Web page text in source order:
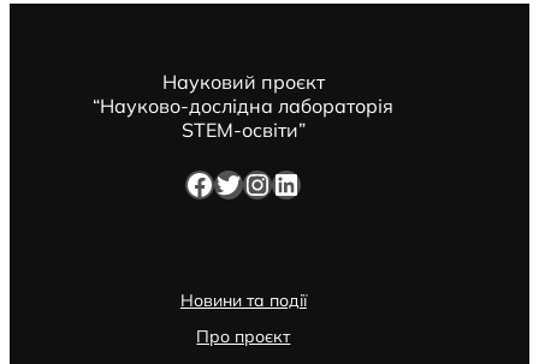
Науковий проєкт
“Науково-дослідна лабораторія
STEM-освіти”
Facebook Twitter InstagramLinkedIn
Новини та події
Про проєкт